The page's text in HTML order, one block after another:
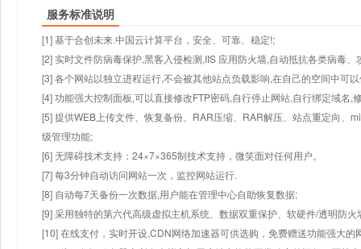
服务标准说明
[1] 基于合创未来.中国云计算平台，安全、可靠、稳定!;
[2] 实时文件防病毒保护,黑客入侵检测,IIS 应用防火墙,自动抵抗各类病毒、
[3] 各个网站以独立进程运行,不会被其他站点负载影响,在自己的空间中可
[4] 功能强大控制面板,可以直接修改FTP密码,自行停止网站,自行绑定域名,
[5] 提供WEB上传文件、恢复备份、RAR压缩、RAR解压、站点重定向、
级管理功能;
[6] 无障碍技术支持：24×7×365制技术支持，微笑面对任何用户。
[7] 每3分钟自动访问网站一次，监控网站运行.
[8] 自动每7天备份一次数据,用户能在管理中心自助恢复数据;
[9] 采用独特的第六代高级虚拟主机系统、数据双重保护、软硬件/透明防火
[10] 在线支付，实时开设,CDN网络加速器可供选购，免费赠送功能强大